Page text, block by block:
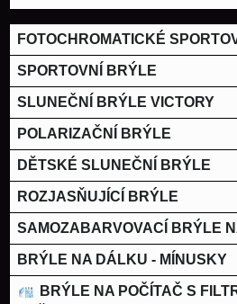
FOTOCHROMATICKÉ
SPORTOVNÍ BRÝLE
SLUNEČNÍ BRÝLE VICTORY
POLARIZAČNÍ BRÝLE
DĚTSKÉ SLUNEČNÍ BRÝLE
ROZJASŇUJÍCÍ BRÝLE
SAMOZABARVOVACÍ BRÝLE
BRÝLE NA DÁLKU - MÍNUSKY
BRÝLE NA POČÍTAČ S